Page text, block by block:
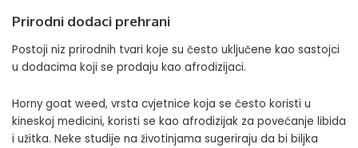
Prirodni dodaci prehrani
Postoji niz prirodnih tvari koje su često uključene kao sastojci
u dodacima koji se prodaju kao afrodizijaci.
Horny goat weed, vrsta cvjetnice koja se često koristi u
kineskoj medicini, koristi se kao afrodizijak za povećanje libida
i užitka. Neke studije na životinjama sugeriraju da bi biljka